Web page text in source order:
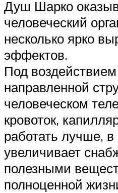
Душ Шарко
человеческий
несколько ярко
эффектов.
Под
направленной
человеческом
кровоток,
работать лучше, в
увеличивает
полезными
полноценной